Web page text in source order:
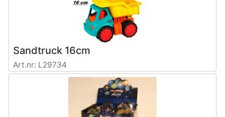
Sandtruck 16cm
Art.nr: L29734